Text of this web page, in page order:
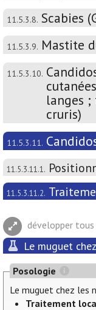
11.5.3.8. Scabies
11.5.3.9. Mastite
11.5.3.10.
langes ;
cruris)
11.5.3.11.
11.5.3.11.1.
11.5.3.11.2.
développer
Le muguet
Posologie
Le muguet chez les
Traitement